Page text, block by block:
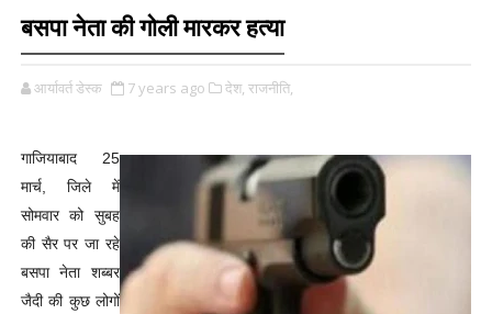
बसपा नेता की गोली मारकर हत्या
आर्यावर्त डेस्क 7 years ago देश, राजनीति,
गाजियाबाद 25
मार्च, जिले में
सोमवार को सुबह
की सैर पर जा रहे
बसपा नेता शब्बर
जैदी की कुछ लोगों